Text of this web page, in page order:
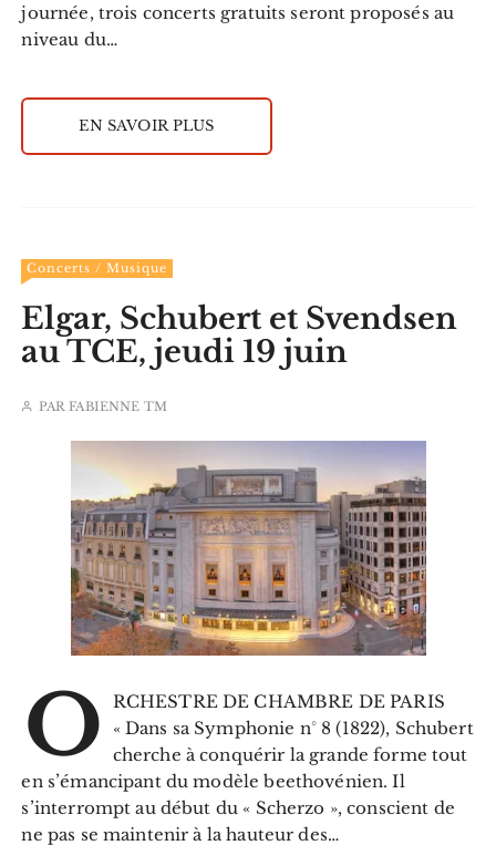
journée, trois concerts gratuits seront proposés au
niveau du…
EN SAVOIR PLUS
Concerts / Musique
Elgar, Schubert et Svendsen
au TCE, jeudi 19 juin
PAR FABIENNE TM
O
RCHESTRE DE CHAMBRE DE PARIS
« Dans sa Symphonie n° 8 (1822), Schubert
cherche à conquérir la grande forme tout
en s’émancipant du modèle beethovénien. Il
s’interrompt au début du « Scherzo », conscient de
ne pas se maintenir à la hauteur des…